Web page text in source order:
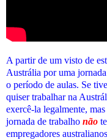
A partir de um visto de
Austrália por uma
o período de aulas. Se
quiser trabalhar na
exercê-la legalmente,
jornada de trabalho não
empregadores